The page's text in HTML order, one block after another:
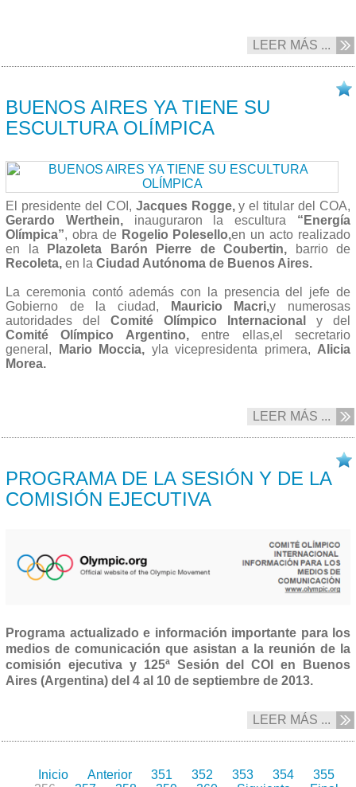
LEER MÁS ...
BUENOS AIRES YA TIENE SU
ESCULTURA OLÍMPICA
El presidente del COI, Jacques Rogge,y el titular del COA,
Gerardo Werthein,inauguraron la escultura “Energía
Olímpica”, obra de Rogelio Polesello,en un acto realizado
en la
Plazoleta Barón Pierre de Coubertin, barrio de
Recoleta, en la Ciudad Autónoma de Buenos Aires.
La ceremonia contó además con la presencia del jefe de
Gobierno de la ciudad,
Mauricio Macri,y numerosas
autoridades del Comité Olímpico Internacional
y del
Comité Olímpico Argentino,entre ellas,el secretario
general,
Mario Moccia, yla vicepresidenta primera, Alicia
Morea.
LEER MÁS ...
PROGRAMA DE LA SESIÓN Y DE LA
COMISIÓN EJECUTIVA
Programa actualizado e información importante para los
medios de comunicación que asistan a la reunión de la
comisión ejecutiva y 125ª Sesión del COI en Buenos
Aires (Argentina) del 4 al 10 de septiembre de 2013.
LEER MÁS ...
Inicio Anterior 351 352 353 354
355